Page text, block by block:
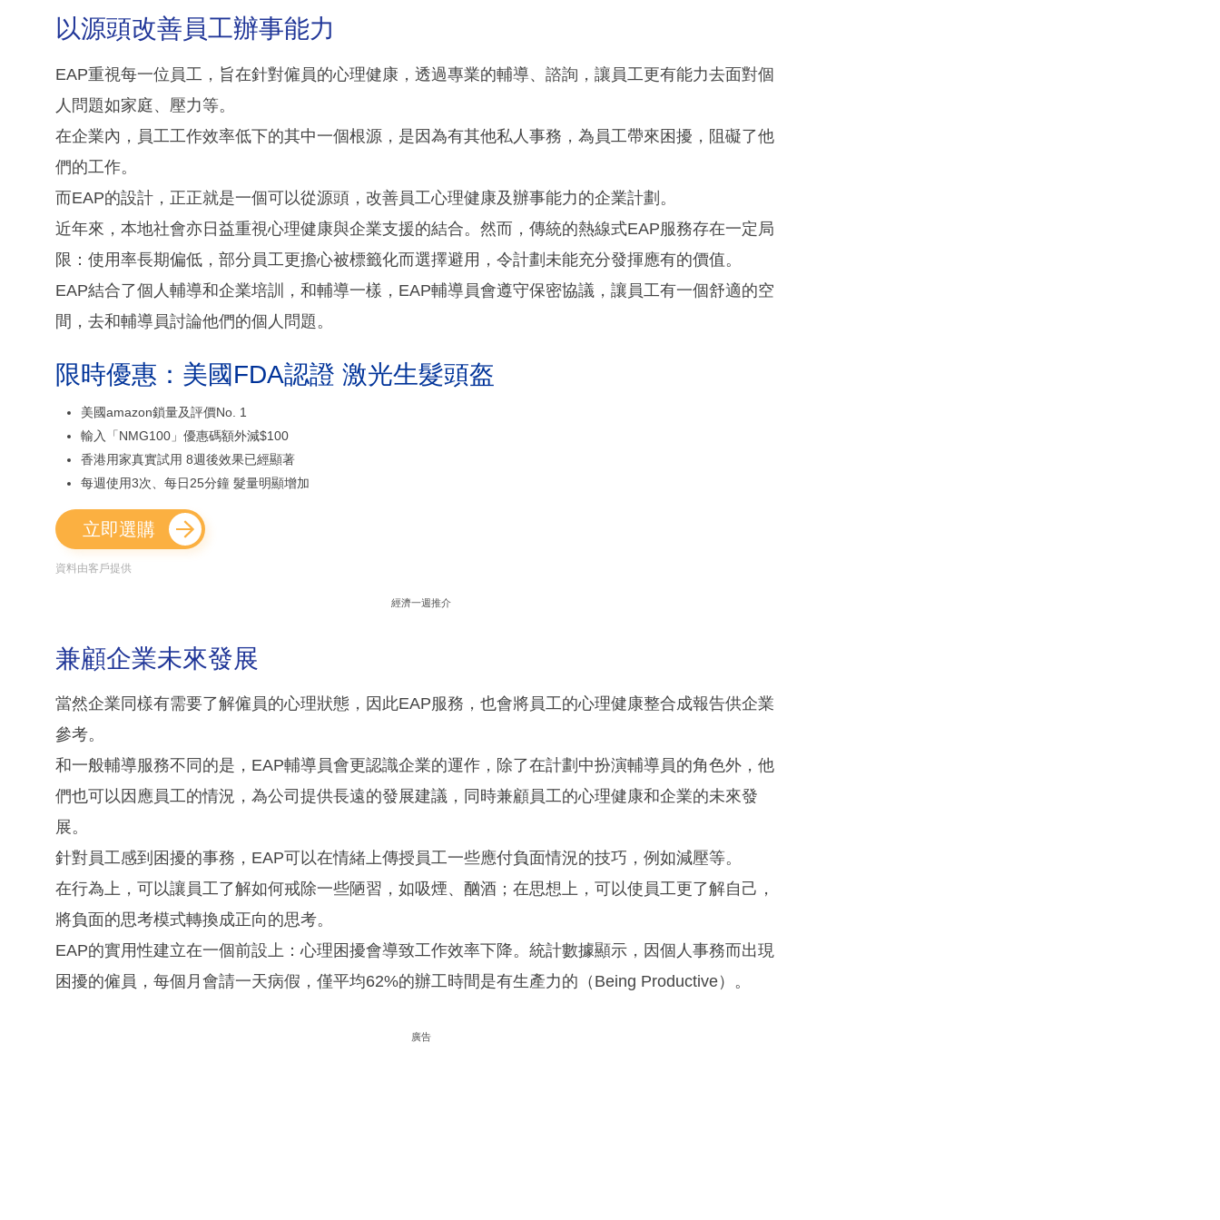
以源頭改善員工辦事能力
EAP重視每一位員工，旨在針對僱員的心理健康，透過專業的輔導、諮詢，讓員工更有能力去面對個
人問題如家庭、壓力等。
在企業內，員工工作效率低下的其中一個根源，是因為有其他私人事務，為員工帶來困擾，阻礙了他
們的工作。
而EAP的設計，正正就是一個可以從源頭，改善員工心理健康及辦事能力的企業計劃。
近年來，本地社會亦日益重視心理健康與企業支援的結合。然而，傳統的熱線式EAP服務存在一定局
限：使用率長期偏低，部分員工更擔心被標籤化而選擇避用，令計劃未能充分發揮應有的價值。
EAP結合了個人輔導和企業培訓，和輔導一樣，EAP輔導員會遵守保密協議，讓員工有一個舒適的空
間，去和輔導員討論他們的個人問題。
限時優惠：美國FDA認證 激光生髮頭盔
美國amazon鎖量及評價No. 1
輸入「NMG100」優惠碼額外減$100
香港用家真實試用 8週後效果已經顯著
每週使用3次、每日25分鐘 髮量明顯增加
立即選購
資料由客戶提供
經濟一週推介
兼顧企業未來發展
當然企業同樣有需要了解僱員的心理狀態，因此EAP服務，也會將員工的心理健康整合成報告供企業
參考。
和一般輔導服務不同的是，EAP輔導員會更認識企業的運作，除了在計劃中扮演輔導員的角色外，他
們也可以因應員工的情況，為公司提供長遠的發展建議，同時兼顧員工的心理健康和企業的未來發
展。
針對員工感到困擾的事務，EAP可以在情緒上傳授員工一些應付負面情況的技巧，例如減壓等。
在行為上，可以讓員工了解如何戒除一些陋習，如吸煙、酗酒；在思想上，可以使員工更了解自己，
將負面的思考模式轉換成正向的思考。
EAP的實用性建立在一個前設上：心理困擾會導致工作效率下降。統計數據顯示，因個人事務而出現
困擾的僱員，每個月會請一天病假，僅平均62%的辦工時間是有生產力的（Being Productive）。
廣告